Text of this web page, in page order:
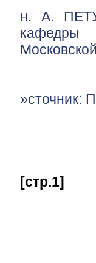
н. А.
кафедры
»сточник:
[стр.1]